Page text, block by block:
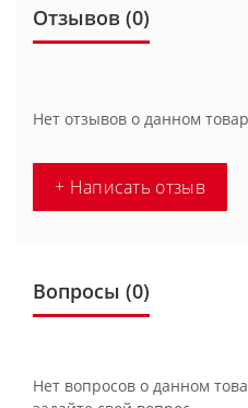
Отзывов (0)
Нет отзывов о данном
+ Написать отзыв
Вопросы (0)
Нет вопросов о данном